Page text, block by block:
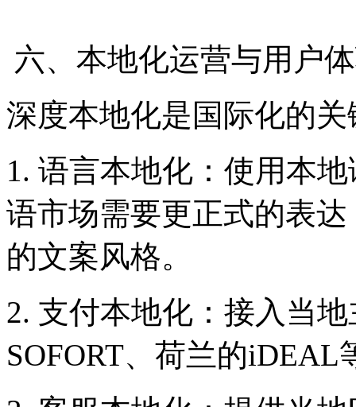
六、本地化运营与用户
深度本地化是国际化的
1. 语言本地化：使用本
语市场需要更正式的表
的文案风格。
2. 支付本地化：接入当
SOFORT、荷兰的iDEAL